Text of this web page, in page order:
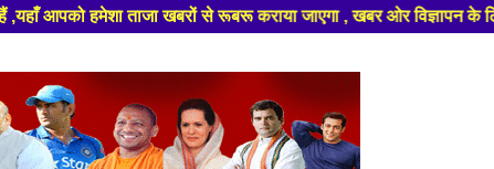
कराया जाएगा , खबर ओर विज्ञापन के लिए संपर्क करे +91